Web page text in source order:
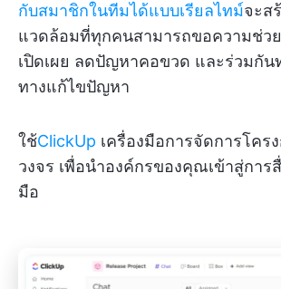
กับสมาชิกในทีมได้แบบเรียลไทม์จะส
แวดล้อมที่ทุกคนสามารถขอความช่วย
เปิดเผย ลดปัญหาคอขวด และร่วมกัน
ทางแก้ไขปัญหา
ใช้ClickUp เครื่องมือการจัดการโคร
วงจร เพื่อนำองค์กรของคุณเข้าสู่การ
มือ